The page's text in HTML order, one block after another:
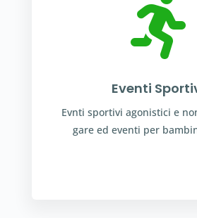

Eventi
Evnti sportivi agonistici e
gare ed eventi per